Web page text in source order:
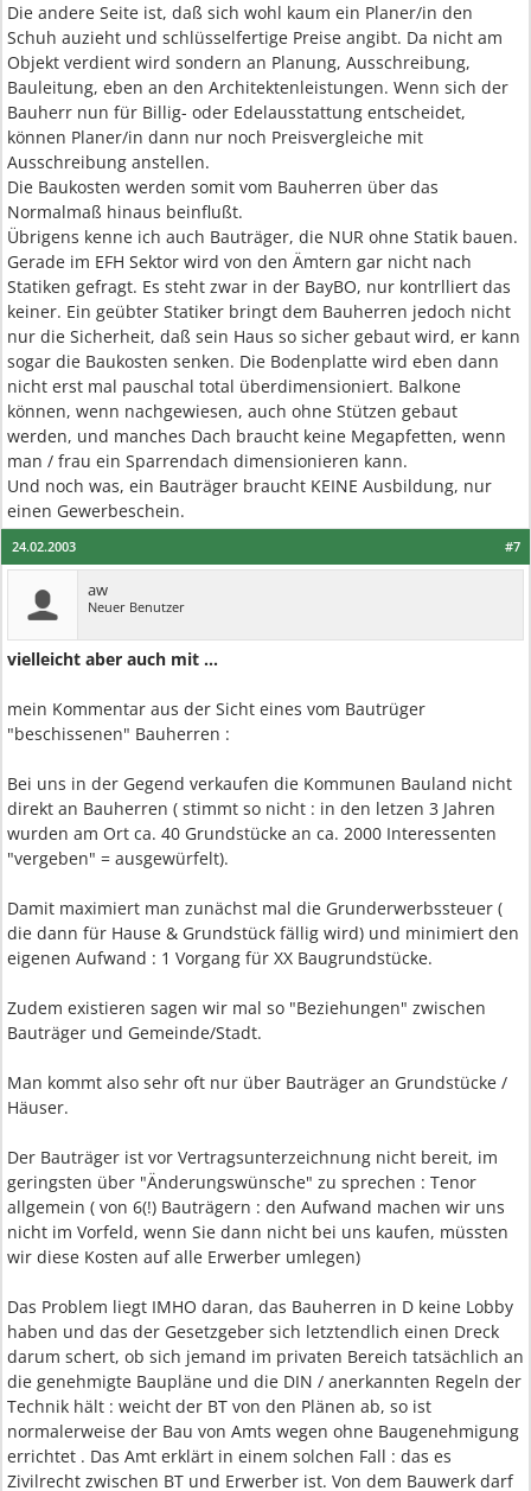
Die andere Seite ist, daß sich wohl kaum ein Planer/in den
Schuh auzieht und schlüsselfertige Preise angibt. Da nicht am
Objekt verdient wird sondern an Planung, Ausschreibung,
Bauleitung, eben an den Architektenleistungen. Wenn sich der
Bauherr nun für Billig- oder Edelausstattung entscheidet,
können Planer/in dann nur noch Preisvergleiche mit
Ausschreibung anstellen.
Die Baukosten werden somit vom Bauherren über das
Normalmaß hinaus beinflußt.
Übrigens kenne ich auch Bauträger, die NUR ohne Statik bauen.
Gerade im EFH Sektor wird von den Ämtern gar nicht nach
Statiken gefragt. Es steht zwar in der BayBO, nur kontrlliert das
keiner. Ein geübter Statiker bringt dem Bauherren jedoch nicht
nur die Sicherheit, daß sein Haus so sicher gebaut wird, er kann
sogar die Baukosten senken. Die Bodenplatte wird eben dann
nicht erst mal pauschal total überdimensioniert. Balkone
können, wenn nachgewiesen, auch ohne Stützen gebaut
werden, und manches Dach braucht keine Megapfetten, wenn
man / frau ein Sparrendach dimensionieren kann.
Und noch was, ein Bauträger braucht KEINE Ausbildung, nur
einen Gewerbeschein.
#7
24.02.2003
aw
Neuer Benutzer
vielleicht aber auch mit ...
mein Kommentar aus der Sicht eines vom Bautrüger
"beschissenen" Bauherren :
Bei uns in der Gegend verkaufen die Kommunen Bauland nicht
direkt an Bauherren ( stimmt so nicht : in den letzen 3 Jahren
wurden am Ort ca. 40 Grundstücke an ca. 2000 Interessenten
"vergeben" = ausgewürfelt).
Damit maximiert man zunächst mal die Grunderwerbssteuer (
die dann für Hause & Grundstück fällig wird) und minimiert den
eigenen Aufwand : 1 Vorgang für XX Baugrundstücke.
Zudem existieren sagen wir mal so "Beziehungen" zwischen
Bauträger und Gemeinde/Stadt.
Man kommt also sehr oft nur über Bauträger an Grundstücke /
Häuser.
Der Bauträger ist vor Vertragsunterzeichnung nicht bereit, im
geringsten über "Änderungswünsche" zu sprechen : Tenor
allgemein ( von 6(!) Bauträgern : den Aufwand machen wir uns
nicht im Vorfeld, wenn Sie dann nicht bei uns kaufen, müssten
wir diese Kosten auf alle Erwerber umlegen)
Das Problem liegt IMHO daran, das Bauherren in D keine Lobby
haben und das der Gesetzgeber sich letztendlich einen Dreck
darum schert, ob sich jemand im privaten Bereich tatsächlich an
die genehmigte Baupläne und die DIN / anerkannten Regeln der
Technik hält : weicht der BT von den Plänen ab, so ist
normalerweise der Bau von Amts wegen ohne Baugenehmigung
errichtet . Das Amt erklärt in einem solchen Fall : das es
Zivilrecht zwischen BT und Erwerber ist. Von dem Bauwerk darf